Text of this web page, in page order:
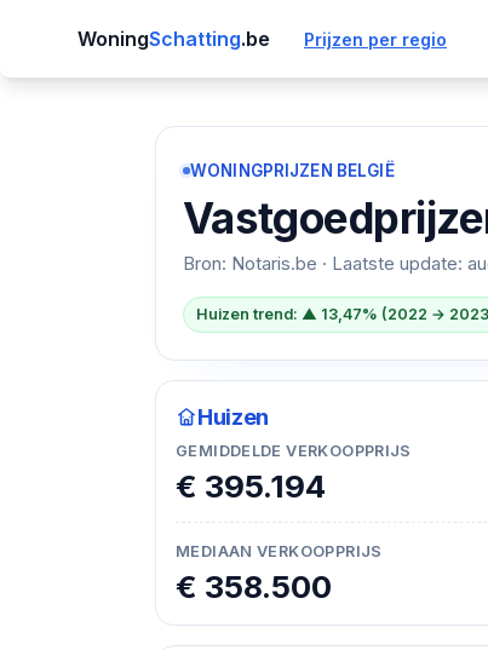
WoningSchatting.be Prijzen per regio
WONINGPRIJZEN BELGIË
Bron: Notaris.be · Laatste update:
Huizen trend: ▲ 13,47% (2022 →
Huizen
GEMIDDELDE VERKOOPPRIJS
€ 395.194
MEDIAAN VERKOOPPRIJS
€ 358.500